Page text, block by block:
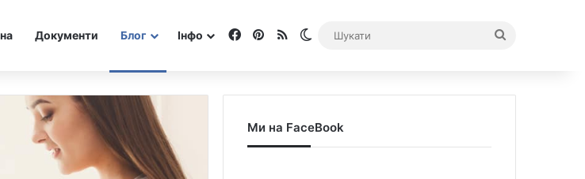
Документи Блог Інфо Facebook
Pinterest
RSS Switch skin
Ми на FaceBook